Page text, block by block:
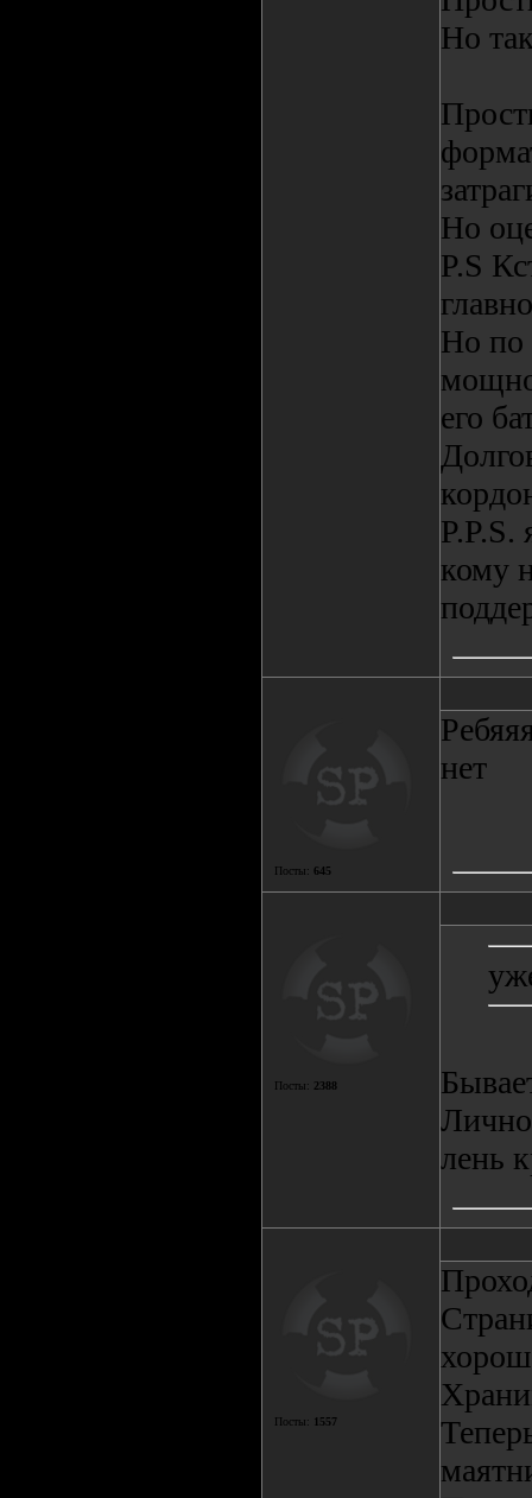
Но
Но
P.S
Но по
его
P.P.S.
кому
Посты: 645
нет
Посты: 2388
Лично
лень
Посты: 1557